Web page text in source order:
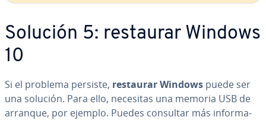
Solución 5: restaurar Windows
10
Si el problema persiste, restaurar Windows puede ser
una solución. Para ello, necesitas una memoria USB de
arranque, por ejemplo. Puedes consultar más in­fo­r­ma­